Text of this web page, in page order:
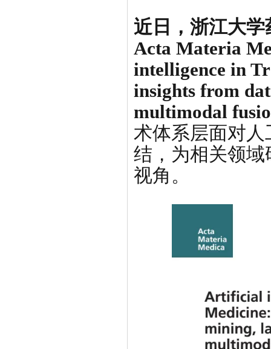
近日， 浙江大学
Acta Materia
intelligence in
insights from
multimodal
术体系层面对
结，为相关领
视角。